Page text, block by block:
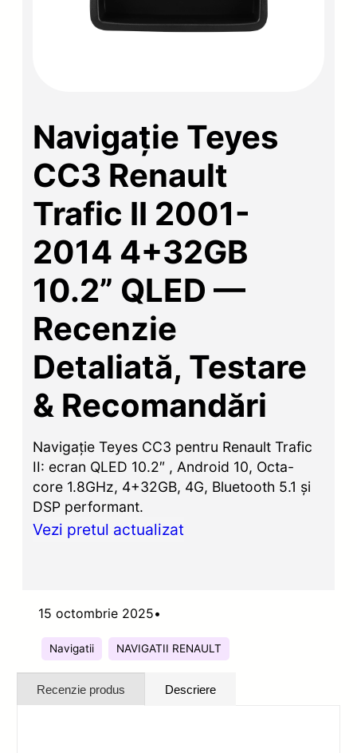
Navigație Teyes
CC3 Renault
Trafic II 2001-
2014 4+32GB
10.2” QLED —
Recenzie
Detaliată, Testare
& Recomandări
Navigație Teyes CC3 pentru Renault Trafic
II: ecran QLED 10.2″ , Android 10, Octa-
core 1.8GHz, 4+32GB, 4G, Bluetooth 5.1 și
DSP performant.
Vezi pretul actualizat
15 octombrie 2025•
Navigatii NAVIGATII RENAULT
Recenzie produs Descriere